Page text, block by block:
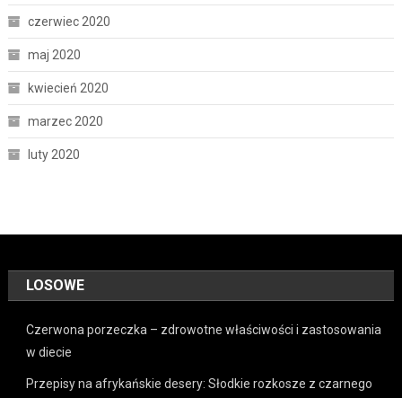
czerwiec 2020
maj 2020
kwiecień 2020
marzec 2020
luty 2020
LOSOWE
Czerwona porzeczka – zdrowotne właściwości i zastosowania
w diecie
Przepisy na afrykańskie desery: Słodkie rozkosze z czarnego